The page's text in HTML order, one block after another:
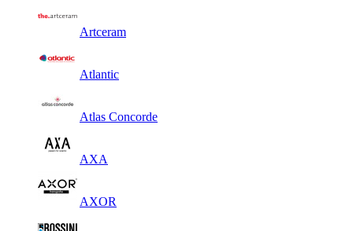
Artceram
Atlantic
Atlas Concorde
AXA
AXOR